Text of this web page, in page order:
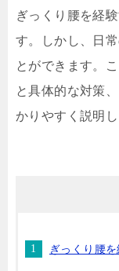
ぎっくり腰を経
す。しかし、日
とができます。
と具体的な対策
かりやすく説明し
ぎっくり腰